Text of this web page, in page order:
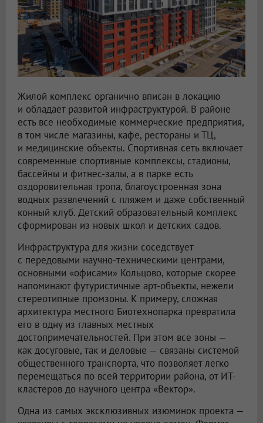
Жилой комплекс органично вписан в локацию
и обладает развитой инфраструктурой. В районе
есть все необходимые коммерческие предприятия,
в том числе магазины, кафе, рестораны и ТЦ,
и медицинские объекты. Спортивная сеть включает
современные спортивные комплексы, стадионы,
бассейны и фитнес-залы, а в парке есть
оздоровительная тропа, благоустроенная зона
водных развлечений с пляжем и даже собственный
конный клуб. Детский образовательный комплекс
сформирован из новых школ и детских садов.
Инфраструктура для жизни соседствует
с передовыми научно-техническими центрами,
основными «офисами» Кольцово, которые скорее
напоминают футуристичные арт-объекты, нежели
стереотипные промзоны. К примеру, сложная
архитектура местного Биотехнопарка превратила
его в одну из главных местных
достопримечательностей. При этом все зоны —
как досуговые, так и деловые — связаны системой
общественного транспорта, что позволяет легко
перемещаться по всей территории района, от ИТ-
кластеров до научного центра «Вектор».
Одна из самых эксклюзивных изюминок проекта —